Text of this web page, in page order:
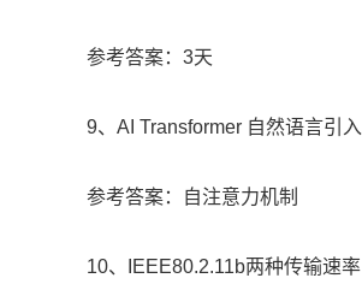
参考答案：3天
9、AI Transformer 自然语言引入
参考答案：自注意力机制
10、IEEE80.2.11b两种传输速率